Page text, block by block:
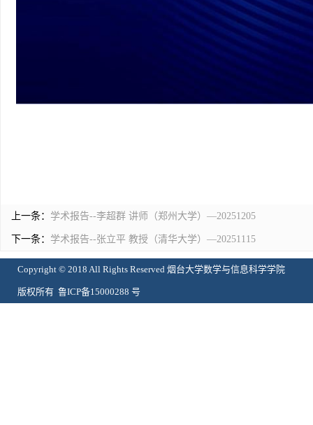
上一条： 学术报告--李超群 讲师（郑州大学）—20251205
下一条： 学术报告--张立平 教授（清华大学）—20251115
Copyright © 2018 All Rights Reserved 烟台大学数学与信息科学学院
版权所有 鲁ICP备15000288 号